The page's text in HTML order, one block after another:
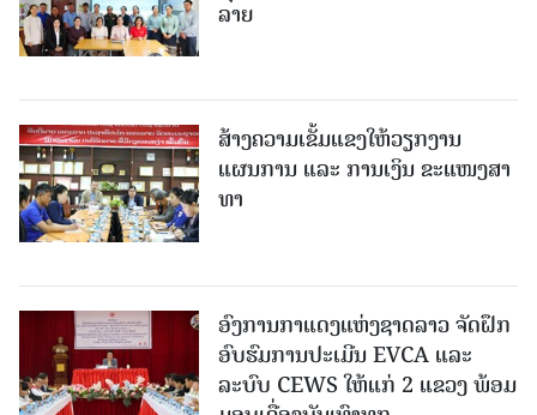
ລາຍ
ສ້າງຄວາມເຂັ້ມແຂງໃຫ້ວຽກງານ
ແຜນການ ແລະ ການເງິນ ຂະແໜງສາ
ທາ
ອົງການກາແດງແຫ່ງຊາດລາວ ຈັດຝຶກ
ອົບຮົມການປະເມີນ EVCA ແລະ
ລະບົບ CEWS ໃຫ້ແກ່ 2 ແຂວງ ພ້ອມ